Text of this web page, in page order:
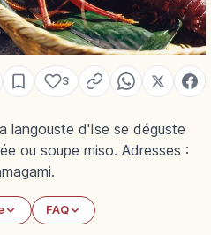
3
langouste d'Ise se déguste
ou soupe miso. Adresses :
FAQ